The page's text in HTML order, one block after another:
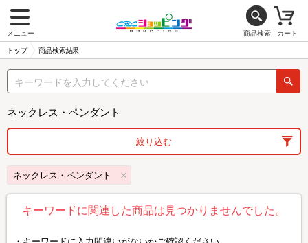
メニュー 商品検索 カート
トップ 商品検索結果
ネックレス・ペンダント
絞り込む
ネックレス・ペンダント
キーワードに関連した商品は見つかりませんでした。